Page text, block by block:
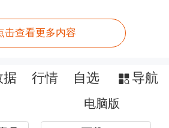
击查看更多内容
据 行情 自选 导航
电脑版